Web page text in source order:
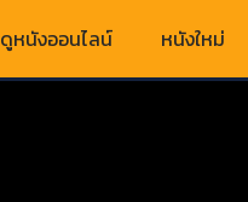
ดูหนังออนไลน์ หนังใหม่